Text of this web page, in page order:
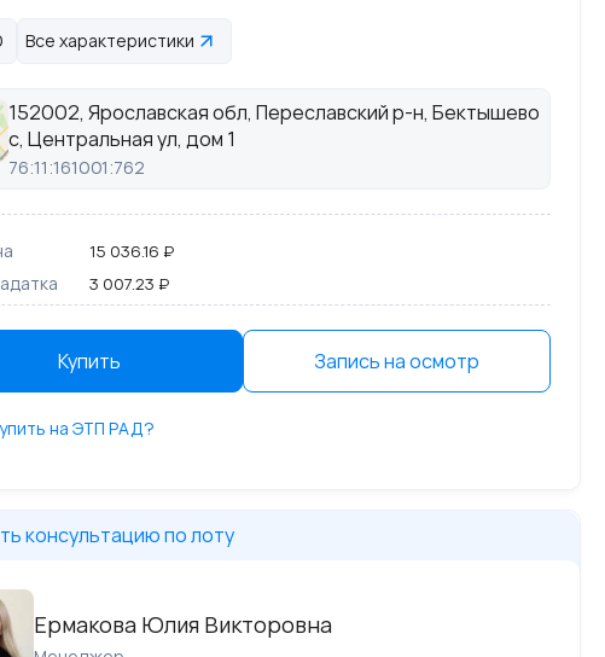
Все характеристики
152002, Ярославская обл, Переславский р-н, Бектышево
с, Центральная ул, дом 1
76:11:161001:762
15 036.16 ₽
3 007.23 ₽
Купить Запись на осмотр
на ЭТП РАД?
консультацию по лоту
Ермакова Юлия Викторовна